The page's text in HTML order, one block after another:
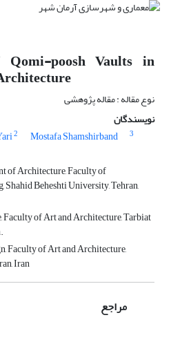
Qomi-poosh Vaults in
نوع مقاله : مقاله پژوهشی
نویسندگان
2 Mostafa Shamshirband 3
of Architecture, Faculty of
Beheshti University, Tehran,
of Art and Architecture, Tarbiat
Faculty of Art and Architecture,
Iran
مراجع